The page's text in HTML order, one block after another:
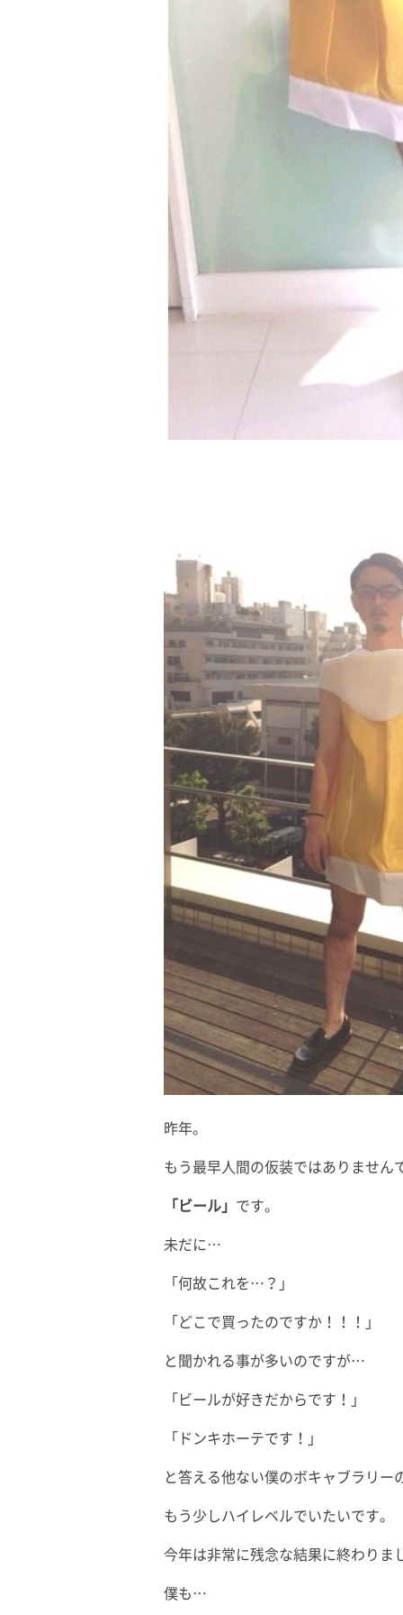
昨年。
もう最早人間の仮装ではありません
「ビール」 です。
未だに…
「何故これを…？」
「どこで買ったのですか！！！」
と聞かれる事が多いのですが…
「ビールが好きだからです！」
「ドンキホーテです！」
と答える他ない僕のボキャブラリー
もう少しハイレベルでいたいです。
今年は非常に残念な結果に終わりま
僕も…